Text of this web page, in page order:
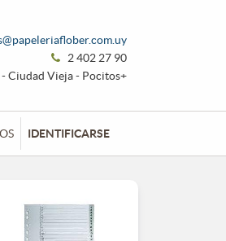
2 402 27 90
Ciudad Vieja - Pocitos+
IDENTIFICARSE